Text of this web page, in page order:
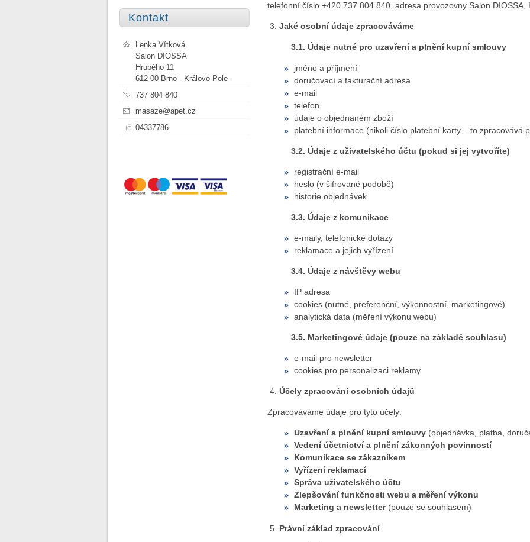
telefonní číslo +420 737 804 840, adresa provozovny Salon
Jaké osobní údaje zpracováváme
3.1. Údaje nutné pro uzavření a plnění kupní smlouvy
jméno a příjmení
doručovací a fakturační adresa
e‑mail
telefon
údaje o objednaném zboží
platební informace (nikoli číslo platební karty – to zpracovává
3.2. Údaje z uživatelského účtu (pokud si jej vytvoříte)
registrační e‑mail
heslo (v šifrované podobě)
historie objednávek
3.3. Údaje z komunikace
e‑maily, telefonické dotazy
reklamace a jejich vyřízení
3.4. Údaje z návštěvy webu
IP adresa
cookies (nutné, preferenční, výkonnostní, marketingové)
analytická data (měření výkonu webu)
3.5. Marketingové údaje (pouze na základě souhlasu)
e‑mail pro newsletter
cookies pro personalizaci reklamy
Účely zpracování osobních údajů
Zpracováváme údaje pro tyto účely:
Uzavření a plnění kupní smlouvy (objednávka, platba,
Vedení účetnictví a plnění zákonných povinností
Komunikace se zákazníkem
Vyřízení reklamací
Správa uživatelského účtu
Zlepšování funkčnosti webu a měření výkonu
Marketing a newsletter(pouze se souhlasem)
Právní základ zpracování
Kontakt
Lenka Vítková
Salon DIOSSA
Hrubého 11
612 00 Brno - Královo Pole
737 804 840
masaze@apet.cz
IČ 04337786